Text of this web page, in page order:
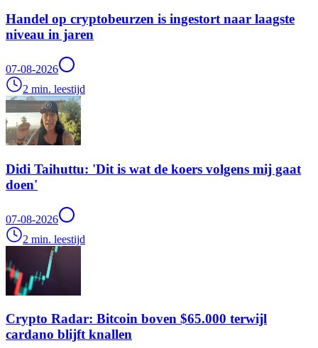
Handel op cryptobeurzen is ingestort naar laagste
niveau in jaren
07-08-2026
2 min. leestijd
Didi Taihuttu: 'Dit is wat de koers volgens mij gaat
doen'
07-08-2026
2 min. leestijd
Crypto Radar: Bitcoin boven $65.000 terwijl
cardano blijft knallen